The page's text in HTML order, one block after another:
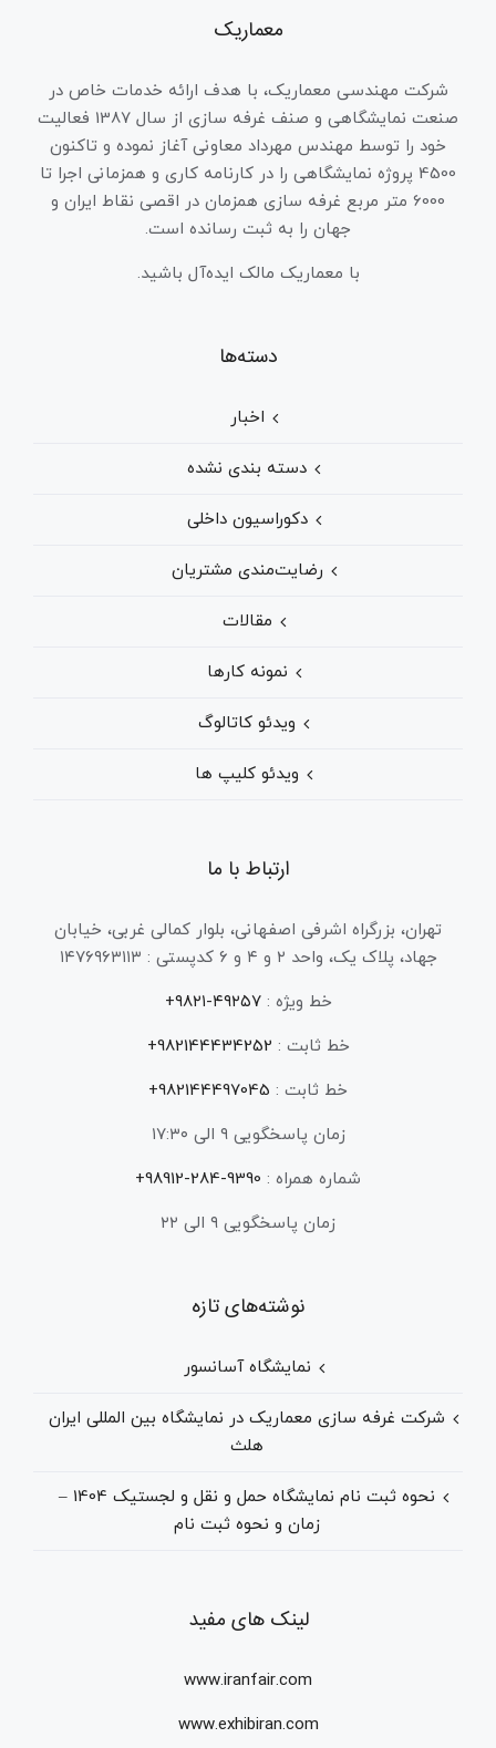
معماریک
شرکت مهندسی معماریک، با هدف ارائه خدمات خاص در
صنعت نمایشگاهی و صنف غرفه سازی از سال 1387 فعالیت
خود را توسط مهندس مهرداد معاونی آغاز نموده و تاکنون
4500 پروژه نمایشگاهی را در کارنامه کاری و همزمانی اجرا تا
6000 متر مربع غرفه سازی همزمان در اقصی نقاط ایران و
جهان را به ثبت رسانده است.
با معماریک مالک ایده‌آل باشید.
دسته‌ها
اخبار
دسته بندی نشده
دکوراسیون داخلی
رضایت‌مندی مشتریان
مقالات
نمونه کارها
ویدئو کاتالوگ
ویدئو کلیپ ها
ارتباط با ما
تهران، بزرگراه اشرفی اصفهانی، بلوار کمالی غربی، خیابان
جهاد، پلاک یک، واحد ۲ و ۴ و ۶ کدپستی : ۱۴۷۶۹۶۳۱۱۳
خط ویژه :۴۹۲۵۷-۹۸۲۱+
خط ثابت : 982144434252+
خط ثابت : 982144497045+
زمان پاسخگویی ۹ الی ۱۷:۳۰
شماره همراه : 9390-284-98912+
زمان پاسخگویی ۹ الی ۲۲
نوشته‌های تازه
نمایشگاه آسانسور
شرکت غرفه سازی معماریک در نمایشگاه بین المللی ایران
هلث
نحوه ثبت نام نمایشگاه حمل و نقل و لجستیک 1404 –
زمان و نحوه ثبت نام
لینک های مفید
www.iranfair.com
www.exhibiran.com